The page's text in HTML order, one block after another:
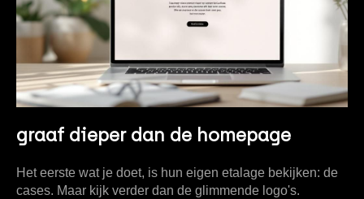
graaf dieper dan de homepage
Het eerste wat je doet, is hun eigen etalage bekijken: de
cases. Maar kijk verder dan de glimmende logo's.